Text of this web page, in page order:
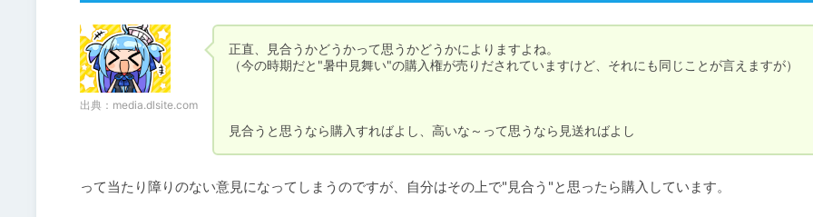
出典： media.dlsite.com
正直、見合うかどうかって思うかどうかによりますよね。
（今の時期だと"暑中見舞い"の購入権が売りだされていますけど、それにも同じことが言えますが）
見合うと思うなら購入すればよし、高いな～って思うなら見送ればよし
って当たり障りのない意見になってしまうのですが、自分はその上で"見合う"と思ったら購入しています。